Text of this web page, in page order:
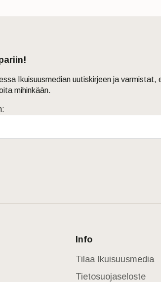
Ikuisuusmedian uutiskirjeen ja
mihinkään.
Info
Tilaa Ikuisuusmedia
Tietosuojaseloste